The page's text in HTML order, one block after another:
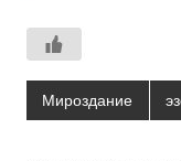
Мироздание